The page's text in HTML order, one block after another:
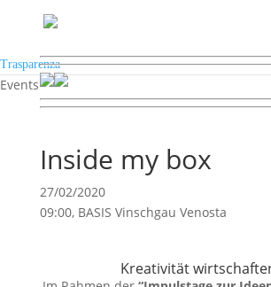
Trasparenza
Events
Inside my box
27/02/2020
09:00, BASIS Vinschgau Venosta
Kreativität